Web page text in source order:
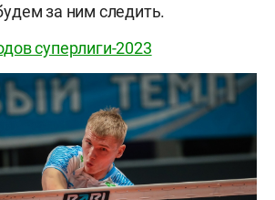
за ним следить.
суперлиги-2023